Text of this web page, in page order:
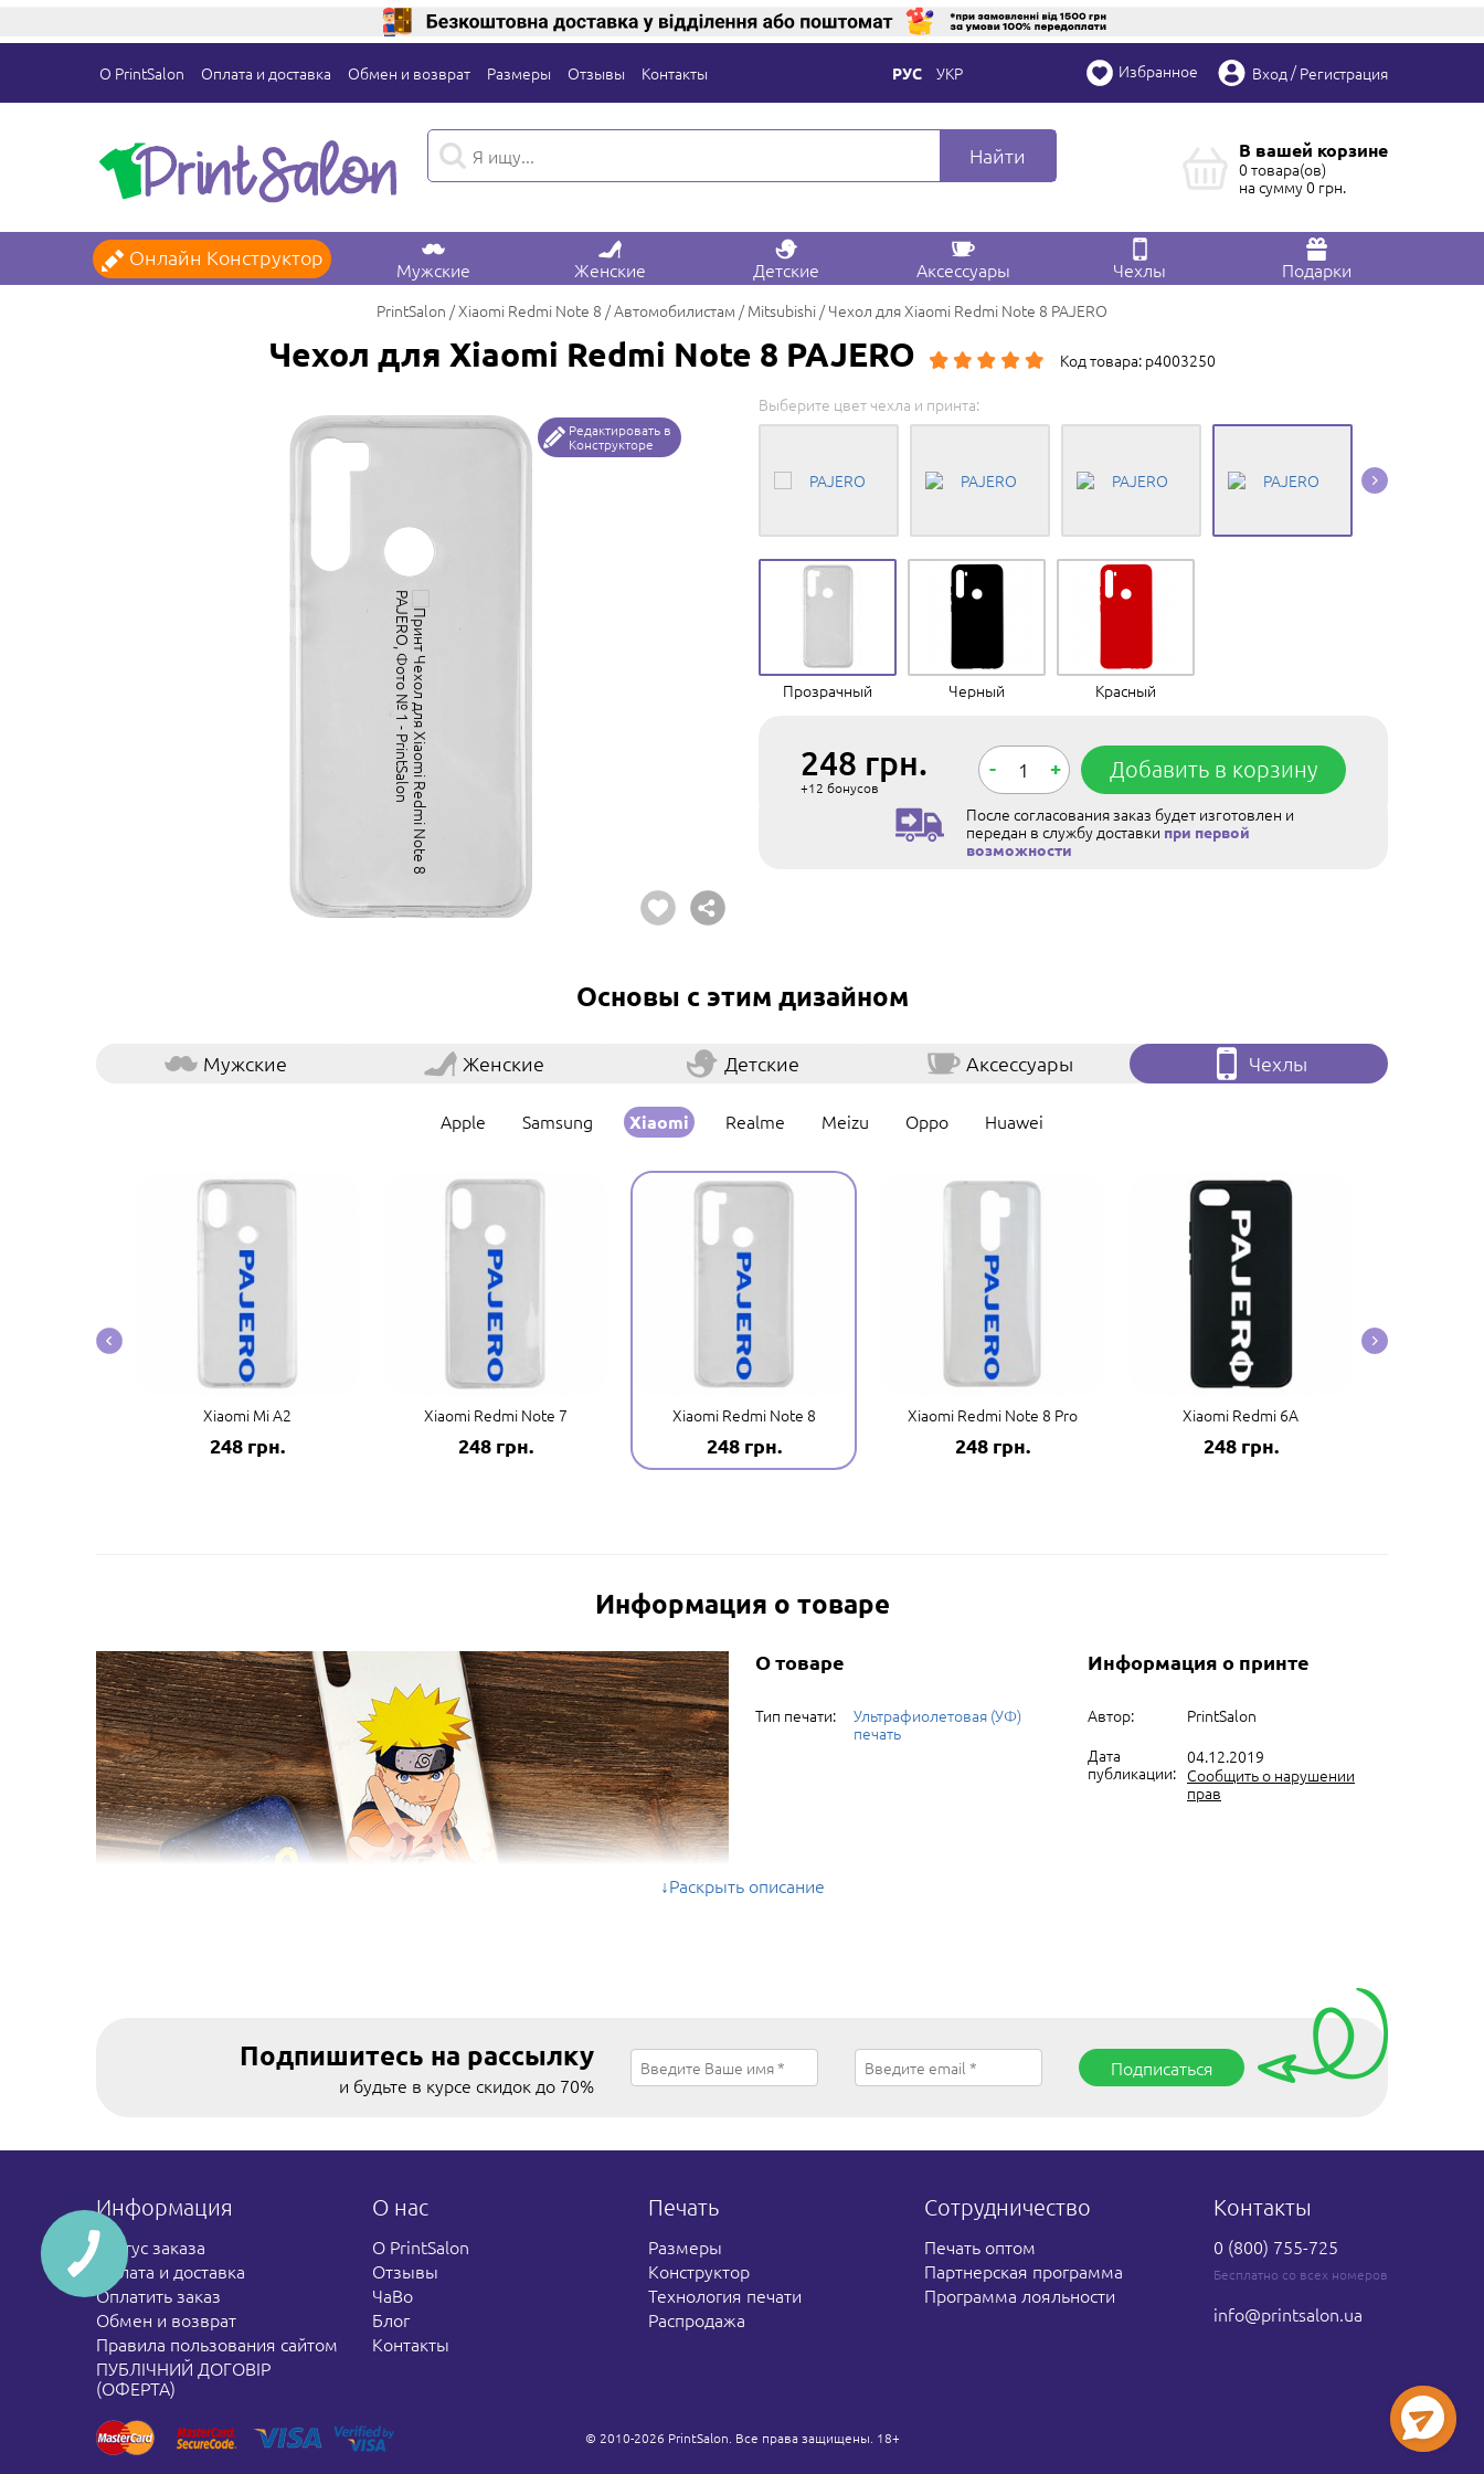
О PrintSalon Оплата и доставка Обмен и возврат Размеры Отзывы Контакты РУС УКР Избранное Вход /Регистрация
Найти В вашей корзине
0 товара(ов)
на сумму0 грн.
Онлайн Конструктор
Мужские Женские Детские Аксессуары Чехлы Подарки
PrintSalon Xiaomi Redmi Note 8 Автомобилистам Mitsubishi Чехол для Xiaomi Redmi Note 8 PAJERO
Чехол для Xiaomi Redmi Note 8 PAJERO Код товара: p4003250
Редактировать в
Конструкторе
Выберите цвет чехла и принта:
Прозрачный Черный Красный
248 грн.
+12 бонусов
- + Добавить в корзину
После согласования заказ будет изготовлен и
передан в службу доставки при первой
возможности
Основы с этим дизайном
Мужские Женские Детские Аксессуары Чехлы
Apple Samsung Xiaomi Realme Meizu Oppo Huawei
Xiaomi Mi A2
248 грн.
Xiaomi Redmi Note 7
248 грн.
Xiaomi Redmi Note 8
248 грн.
Xiaomi Redmi Note 8 Pro
248 грн.
Xiaomi Redmi 6A
248 грн.
Информация о товаре
О товаре
Тип печати:
Ультрафиолетовая (УФ)
печать
Информация о принте
Автор:
PrintSalon
Дата
публикации:
04.12.2019
Сообщить о нарушении
прав
Раскрыть описание
Подпишитесь на рассылку
и будьте в курсе скидок до 70%
Подписаться
Контакты
0 (800) 755-725
Бесплатно со всех номеров
info@printsalon.ua
Информация
Статус заказа
Оплата и доставка
Оплатить заказ
Обмен и возврат
Правила пользования сайтом
ПУБЛІЧНИЙ ДОГОВІР
(ОФЕРТА)
О нас
О PrintSalon
Отзывы
ЧаВо
Блог
Контакты
Печать
Размеры
Конструктор
Технология печати
Распродажа
Сотрудничество
Печать оптом
Партнерская программа
Программа лояльности
© 2010-2026 PrintSalon. Все права защищены. 18+